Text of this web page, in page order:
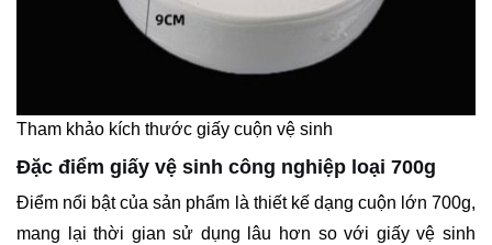
Tham khảo kích thước giấy cuộn vệ sinh
Đặc điểm giấy vệ sinh công nghiệp loại 700g
Điểm nổi bật của sản phẩm là thiết kế dạng cuộn lớn 700g,
mang lại thời gian sử dụng lâu hơn so với giấy vệ sinh